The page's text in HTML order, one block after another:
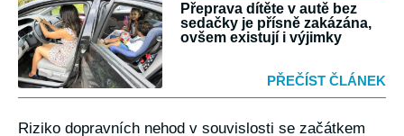
Přeprava dítěte v autě bez
sedačky je přísně zakázána,
ovšem existují i výjimky
PŘEČÍST ČLÁNEK
Riziko dopravních nehod v souvislosti se začátkem